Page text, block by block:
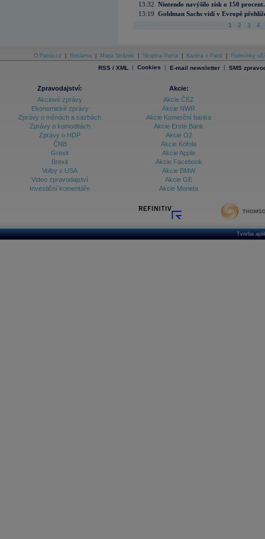
13:32 Nintendo navýšilo zisk o 150
13:19 Goldman Sachs vidí v Evropě
1 2 3 4
O Patria.cz Reklama Mapa Stránek Skupina Patria Kariéra v Patrii Podmínky
RSS / XML | Cookies | E-mail newsletter | SMS
Zpravodajství:
Akciové zprávy
Ekonomické zprávy
Zprávy o měnách a sazbách
Zprávy o komoditách
Zprávy o HDP
ČNB
Grexit
Brexit
Volby v USA
Video zpravodajství
Investiční komentáře
Akcie:
Akcie ČEZ
Akcie NWR
Akcie Komerční banka
Akcie Erste Bank
Akcie O2
Akcie Kofola
Akcie Apple
Akcie Facebook
Akcie BMW
Akcie GE
Akcie Moneta
Tvorba